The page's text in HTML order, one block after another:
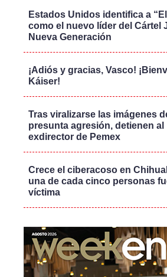
Estados Unidos identifica a “El
como el nuevo líder del Cártel
Nueva Generación
¡Adiós y gracias, Vasco!
Káiser!
Tras viralizarse las imágenes
presunta agresión, detienen al
exdirector de Pemex
Crece el ciberacoso en
una de cada cinco personas
víctima